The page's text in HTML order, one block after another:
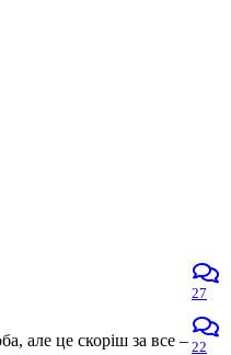
27
але це скоріш за все – 22